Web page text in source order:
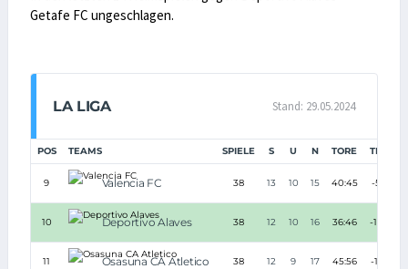
Getafe FC ungeschlagen.
LA LIGA Stand: 29.05.2024
POS TEAMS SPIELE S U N TORE TD
9 Valencia FC 38 13 10 15 40:45 -5
10 Deportivo Alaves 38 12 10 16 36:46 -10
11 Osasuna CA Atletico 38 12 9 17 45:56 -11